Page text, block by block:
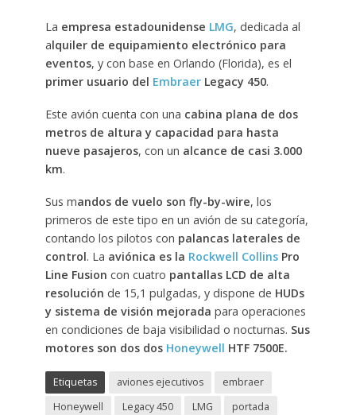
La empresa estadounidense LMG, dedicada al
alquiler de equipamiento electrónico para
eventos, y con base en Orlando (Florida), es el
primer usuario del EmbraerLegacy 450.
Este avión cuenta con una cabina plana de dos
metros de altura y capacidad para hasta
nueve pasajeros, con un alcance de casi 3.000
km.
Sus mandos de vuelo son fly-by-wire, los
primeros de este tipo en un avión de su categoría,
contando los pilotos con palancas laterales de
control. La aviónica es la Rockwell CollinsPro
Line Fusion con cuatro pantallas LCD de alta
resolución de 15,1 pulgadas, y dispone de HUDs
y sistema de visión mejorada para operaciones
en condiciones de baja visibilidad o nocturnas. Sus
motores son dos dos Honeywell HTF 7500E.
Etiquetas aviones ejecutivos
embraer
Honeywell
Legacy 450 LMG
portada